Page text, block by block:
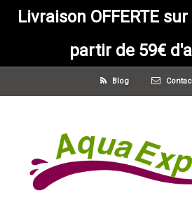
Livraison OFFERTE
partir de 59€
Blog